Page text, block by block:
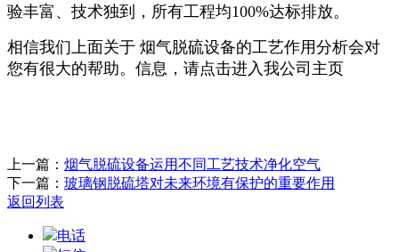
验丰富、技术独到，所有工程均100%达标排放。
相信我们上面关于 烟气脱硫设备的工艺作用分析会对
您有很大的帮助。信息，请点击进入我公司主页
上一篇： 烟气脱硫设备运用不同工艺技术净化空气
下一篇： 玻璃钢脱硫塔对未来环境有保护的重要作用
返回列表
电话